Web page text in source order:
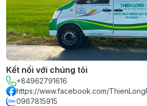
Kết nối với chúng tôi
+84962791616
https://www.facebook.com/
0967815915